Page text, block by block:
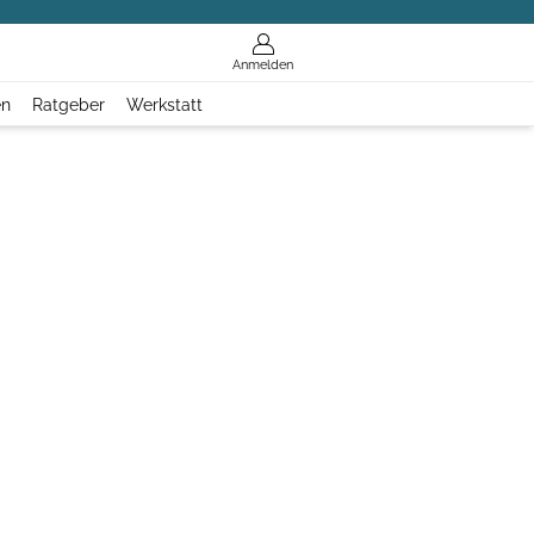
Anmelden
Ratgeber Werkstatt